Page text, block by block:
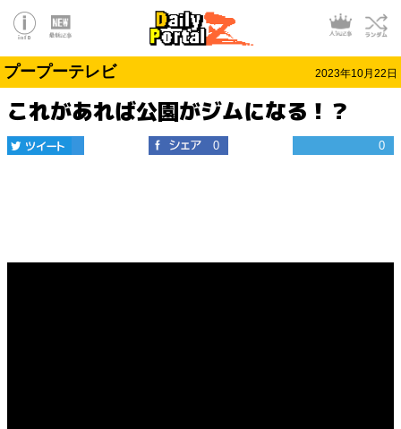
プープーテレビ 2023年10月22日
これがあれば公園がジムになる！？
0 0